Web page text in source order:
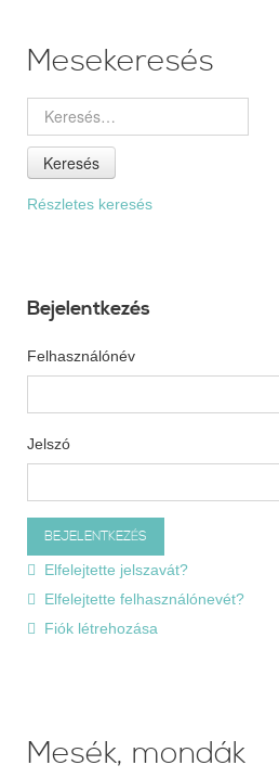
Mesekeresés
Keresés
Részletes keresés
Bejelentkezés
Felhasználónév
Jelszó
Elfelejtette jelszavát?
Elfelejtette felhasználónevét?
Fiók létrehozása
Mesék, mondák